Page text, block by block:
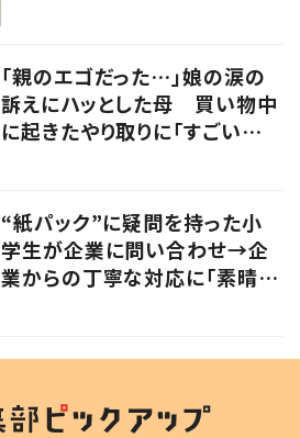
「親のエゴだった…」娘の涙の
訴えにハッとした母 買い物中
に起きたやり取りに「すごい分
“紙パック”に疑問を持った小
学生が企業に問い合わせ→企
業からの丁寧な対応に「素晴ら